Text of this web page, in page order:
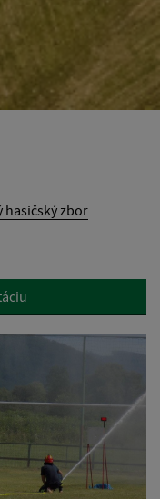
hasičský zbor